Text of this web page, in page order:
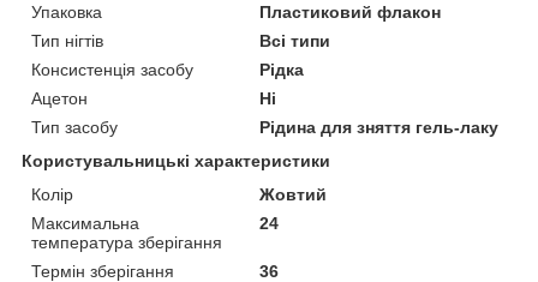
Упаковка
Пластиковий флакон
Тип нігтів
Всі типи
Консистенція засобу
Рідка
Ацетон
Ні
Тип засобу
Рідина для зняття гель-лаку
Користувальницькі характеристики
Колір
Жовтий
Максимальна
температура зберігання
24
Термін зберігання
36